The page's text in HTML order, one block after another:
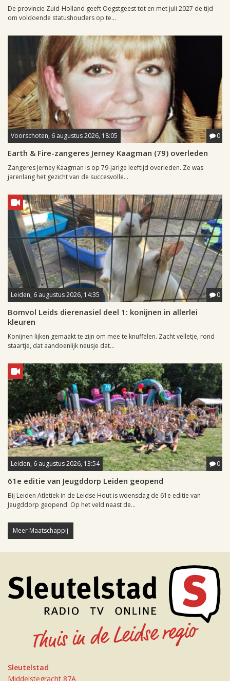
De provincie Zuid-Holland geeft Oegstgeest tot en met juli 2027 de tijd
om voldoende statushouders op te...
Voorschoten, 6 augustus 2026, 18:05 0
Earth & Fire-zangeres Jerney Kaagman (79) overleden
Zangeres Jerney Kaagman is op 79-jarige leeftijd overleden. Ze was
jarenlang het gezicht van de succesvolle...
Leiden, 6 augustus 2026, 14:35 0
Bomvol Leids dierenasiel deel 1: konijnen in allerlei
kleuren
Konijnen lijken gemaakt te zijn om mee te knuffelen. Zacht velletje, rond
staartje, dat aandoenlijk neusje dat...
Leiden, 6 augustus 2026, 13:54 0
61e editie van Jeugddorp Leiden geopend
Bij Leiden Atletiek in de Leidse Hout is woensdag de 61e editie van
Jeugddorp geopend. Op het veld naast de...
Meer Maatschappij
Sleutelstad
Middelstegracht 87A